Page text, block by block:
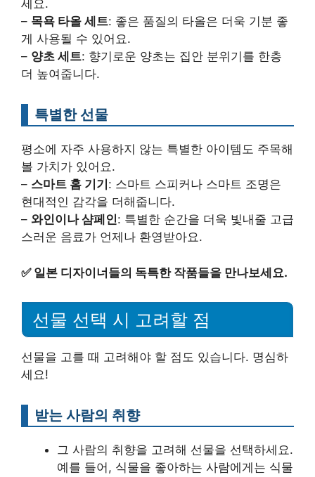
세요.
– 목욕 타올 세트: 좋은 품질의 타올은 더욱 기분 좋
게 사용될 수 있어요.
– 양초 세트: 향기로운 양초는 집안 분위기를 한층
더 높여줍니다.
특별한 선물
평소에 자주 사용하지 않는 특별한 아이템도 주목해
볼 가치가 있어요.
– 스마트 홈 기기 : 스마트 스피커나 스마트 조명은
현대적인 감각을 더해줍니다.
– 와인이나 샴페인: 특별한 순간을 더욱 빛내줄 고급
스러운 음료가 언제나 환영받아요.
✅ 일본 디자이너들의 독특한 작품들을 만나보세요.
선물 선택 시 고려할 점
선물을 고를 때 고려해야 할 점도 있습니다. 명심하
세요!
받는 사람의 취향
그 사람의 취향을 고려해 선물을 선택하세요.
예를 들어, 식물을 좋아하는 사람에게는 식물